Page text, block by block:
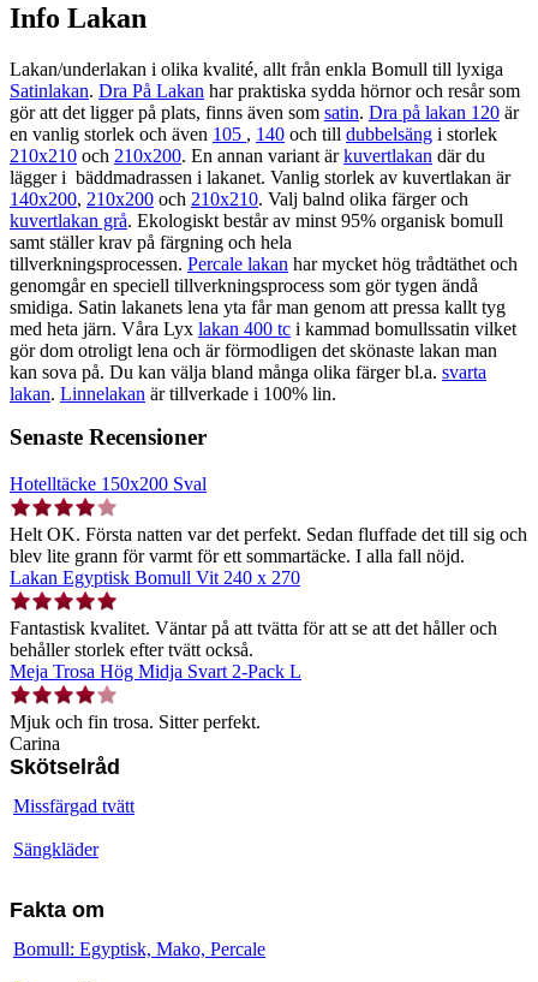
Info Lakan
Lakan/underlakan i olika kvalité, allt från enkla Bomull till lyxiga
Satinlakan. Dra På Lakan har praktiska sydda hörnor och resår som
gör att det ligger på plats, finns även som satin. Dra på lakan 120 är
en vanlig storlek och även 105 , 140 och till dubbelsäng i storlek
210x210 och 210x200. En annan variant ärkuvertlakan där du
lägger i bäddmadrassen i lakanet. Vanlig storlek av kuvertlakan är
140x200, 210x200 och 210x210. Valj balnd olika färger och
kuvertlakan grå. Ekologiskt består av minst 95% organisk bomull
samt ställer krav på färgning och hela
tillverkningsprocessen. Percale lakan har mycket hög trådtäthet och
genomgår en speciell tillverkningsprocess som gör tygen ändå
smidiga. Satin lakanets lena yta får man genom att pressa kallt tyg
med heta järn. Våra Lyx lakan 400 tc i kammad bomullssatin vilket
gör dom otroligt lena och är förmodligen det skönaste lakan man
kan sova på. Du kan välja bland många olika färger bl.a. svarta
lakan. Linnelakan är tillverkade i 100% lin.
Senaste Recensioner
Hotelltäcke 150x200 Sval
Helt OK. Första natten var det perfekt. Sedan fluffade det till sig och
blev lite grann för varmt för ett sommartäcke. I alla fall nöjd.
Lakan Egyptisk Bomull Vit 240 x 270
Fantastisk kvalitet. Väntar på att tvätta för att se att det håller och
behåller storlek efter tvätt också.
Meja Trosa Hög Midja Svart 2-Pack L
Mjuk och fin trosa. Sitter perfekt.
Carina
Skötselråd
Missfärgad tvätt
Sängkläder
Fakta om
Bomull: Egyptisk, Mako, Percale